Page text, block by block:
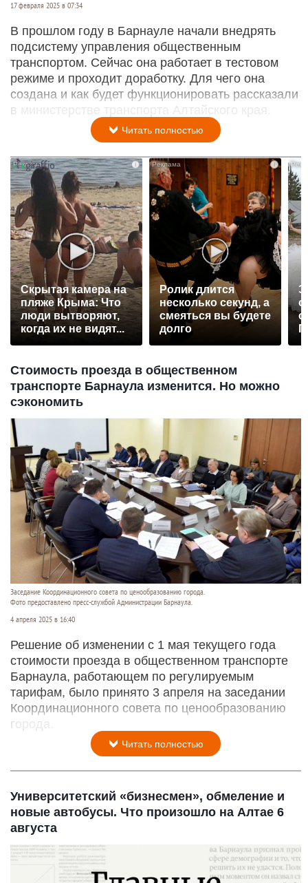
17 февраля 2025 в 07:34
В прошлом году в Барнауле начали внедрять
подсистему управления общественным
транспортом. Сейчас она работает в тестовом
режиме и проходит доработку. Для чего она
создана и как будет функционировать рассказали
в министерстве транспорта Алтайского края.
Читать полностью
i
Скрытая камера на
пляже Крыма: Что
люди вытворяют,
когда их не видят...
i
Ролик длится
несколько секунд, а
смеяться вы будете
долго
Стоимость проезда в общественном
транспорте Барнаула изменится. Но можно
сэкономить
Заседание Координационного совета по ценообразованию города.
Фото предоставлено пресс-службой Администрации Барнаула.
4 апреля 2025 в 16:40
Решение об изменении с 1 мая текущего года
стоимости проезда в общественном транспорте
Барнаула, работающем по регулируемым
тарифам, было принято 3 апреля на заседании
Координационного совета по ценообразованию
города.
Читать полностью
Университетский «бизнесмен», обмеление и
новые автобусы. Что произошло на Алтае 6
августа